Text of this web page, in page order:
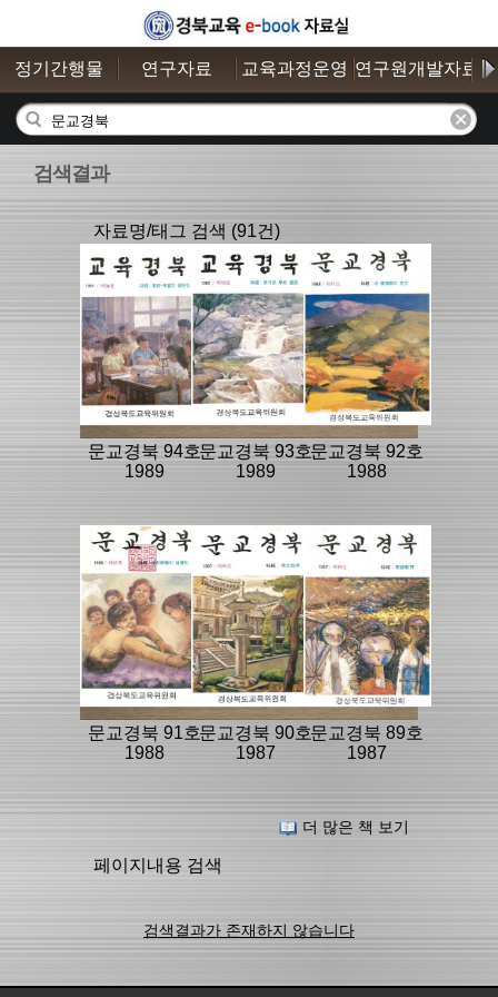
정기간행물 연구자료 교육과정운영 연구원개발자료
검색결과
자료명/태그 검색 (91건)
문교경북 94호
1989
문교경북 93호
1989
문교경북 92호
1988
문교경북 91호
1988
문교경북 90호
1987
문교경북 89호
1987
더 많은 책 보기
페이지내용 검색
검색결과가 존재하지 않습니다